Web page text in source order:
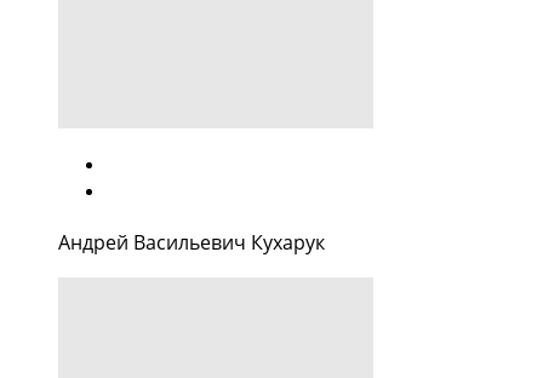
Андрей Васильевич Кухарук